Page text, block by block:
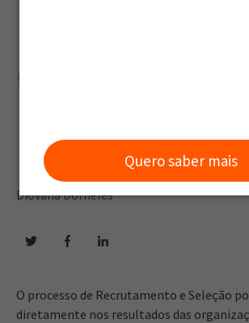
Quero saber mais
com seu
processo
Diovana Dorneles
O processo de Recrutamento e Seleção
diretamente nos resultados das